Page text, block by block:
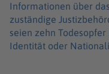
Informationen über
zuständige
seien zehn
Identität oder